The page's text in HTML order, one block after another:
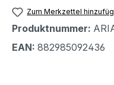
Zum Merkzettel
Produktnummer:
EAN: 882985092436